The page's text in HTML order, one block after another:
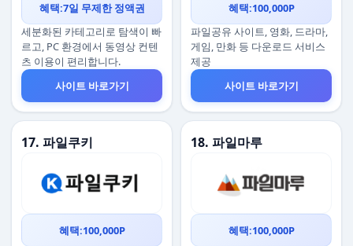
혜택:7일 무제한 정액권
세분화된 카테고리로 탐색이 빠
르고, PC 환경에서 동영상 컨텐
츠 이용이 편리합니다.
사이트 바로가기
혜택:100,000P
파일공유 사이트, 영화, 드라마,
게임, 만화 등 다운로드 서비스
제공
사이트 바로가기
17. 파일쿠키
혜택:100,000P
18. 파일마루
혜택:100,000P